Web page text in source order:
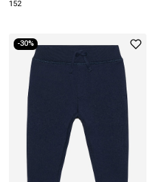
152
-30%